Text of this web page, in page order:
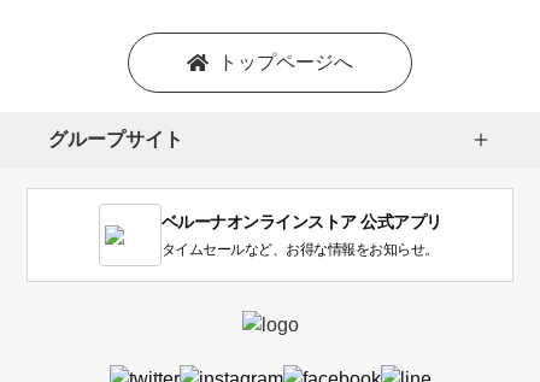
い
トップページへ
グループサイト
ベルーナオンラインストア 公式アプリ
タイムセールなど、お得な情報をお知らせ。